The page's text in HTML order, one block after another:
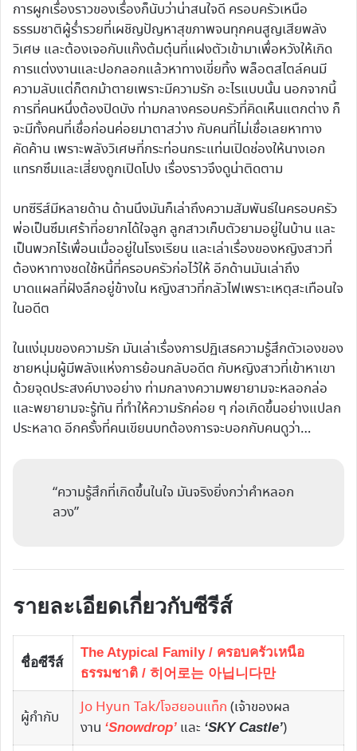
การผูกเรื่องราวของเรื่องก็นับว่าน่าสนใจดี ครอบครัวเหนือ
ธรรมชาติผู้ร่ำรวยที่เผชิญปัญหาสุขภาพจนทุกคนสูญเสียพลัง
วิเศษ และต้องเจอกับแก๊งต้มตุ๋นที่แฝงตัวเข้ามาเพื่อหวังให้เกิด
การแต่งงานและปอกลอกแล้วหาทางเขี่ยทิ้ง พล็อตสไตล์คนมี
ความลับแต่ก็ตกม้าตายเพราะมีความรัก อะไรแบบนั้น นอกจากนี้
การที่คนหนึ่งต้องปิดบัง ท่ามกลางครอบครัวที่คิดเห็นแตกต่าง ก็
จะมีทั้งคนที่เชื่อก่อนค่อยมาตาสว่าง กับคนที่ไม่เชื่อเลยหาทาง
คัดค้าน เพราะพลังวิเศษที่กระท่อนกระแท่นเปิดช่องให้นางเอก
แทรกซึมและเสี่ยงถูกเปิดโปง เรื่องราวจึงดูน่าติดตาม
บทซีรีส์มีหลายด้าน ด้านนึงมันก็เล่าถึงความสัมพันธ์ในครอบครัว
พ่อเป็นซึมเศร้าที่อยากได้ใจลูก ลูกสาวเก็บตัวยามอยู่ในบ้าน และ
เป็นพวกไร้เพื่อนเมื่ออยู่ในโรงเรียน และเล่าเรื่องของหญิงสาวที่
ต้องหาทางชดใช้หนี้ที่ครอบครัวก่อไว้ให้ อีกด้านมันเล่าถึง
บาดแผลที่ฝังลึกอยู่ข้างใน หญิงสาวที่กลัวไฟเพราะเหตุสะเทือนใจ
ในอดีต
ในแง่มุมของความรัก มันเล่าเรื่องการปฏิเสธความรู้สึกตัวเองของ
ชายหนุ่มผู้มีพลังแห่งการย้อนกลับอดีต กับหญิงสาวที่เข้าหาเขา
ด้วยจุดประสงค์บางอย่าง ท่ามกลางความพยายามจะหลอกล่อ
และพยายามจะรู้ทัน ที่ทำให้ความรักค่อย ๆ ก่อเกิดขึ้นอย่างแปลก
ประหลาด อีกครั้งที่คนเขียนบทต้องการจะบอกกับคนดูว่า…
“ความรู้สึกที่เกิดขึ้นในใจ มันจริงยิ่งกว่าคำหลอก
ลวง”
รายละเอียดเกี่ยวกับซีรีส์
ชื่อซีรีส์
The Atypical Family / ครอบครัวเหนือ
ธรรมชาติ / 히어로는 아닙니다만
ผู้กำกับ
Jo Hyun Tak/โจฮยอนแท็ก (เจ้าของผล
งาน ‘Snowdrop’และ ‘SKY Castle’)